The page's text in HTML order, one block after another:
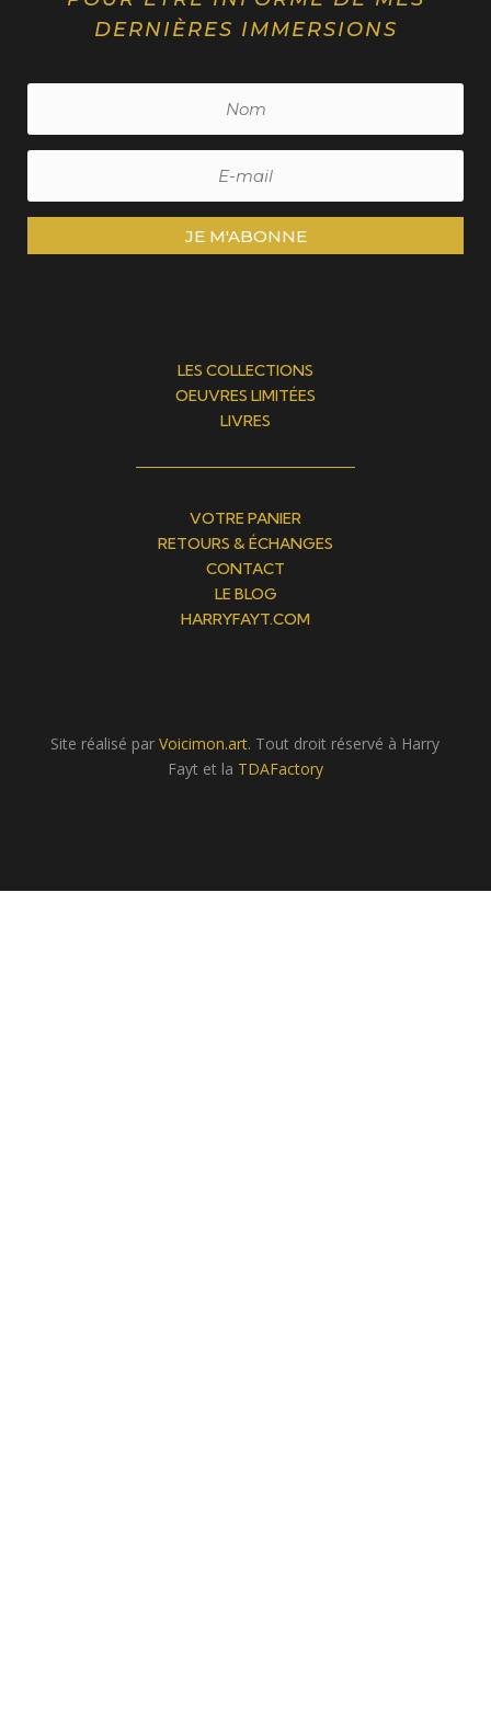
DERNIÈRES IMMERSIONS
JE M'ABONNE
LES COLLECTIONS
OEUVRES LIMITÉES
LIVRES
VOTRE PANIER
RETOURS & ÉCHANGES
CONTACT
LE BLOG
HARRYFAYT.COM
Site réalisé parVoicimon.art. Tout droit réservé à Harry
Fayt et la TDAFactory